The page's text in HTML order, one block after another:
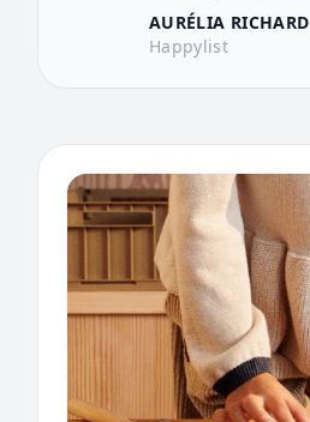
AURÉLIA RICHARD
Happylist